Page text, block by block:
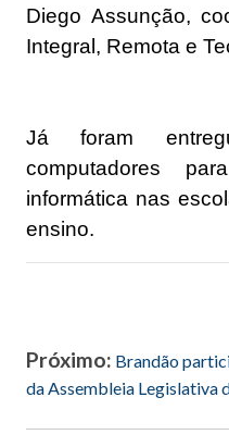
Diego Assunção,
Integral, Remota e
Já foram
computadores
informática nas
ensino.
Próximo: Brandão
da Assembleia Legislativa